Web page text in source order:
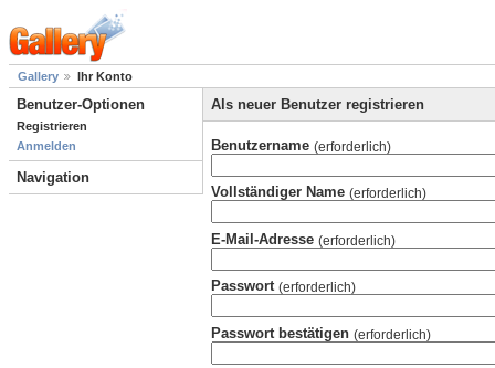
Gallery Ihr Konto
Benutzer-Optionen
Registrieren
Anmelden
Navigation
Als neuer Benutzer registrieren
Benutzername (erforderlich)
Vollständiger Name (erforderlich)
E-Mail-Adresse (erforderlich)
Passwort (erforderlich)
Passwort bestätigen (erforderlich)